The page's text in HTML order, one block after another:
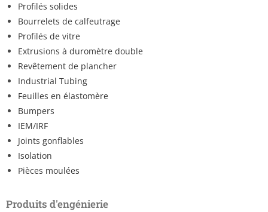
Profilés solides
Bourrelets de calfeutrage
Profilés de vitre
Extrusions à duromètre double
Revêtement de plancher
Industrial Tubing
Feuilles en élastomère
Bumpers
IEM/IRF
Joints gonflables
Isolation
Pièces moulées
Produits d'engénierie